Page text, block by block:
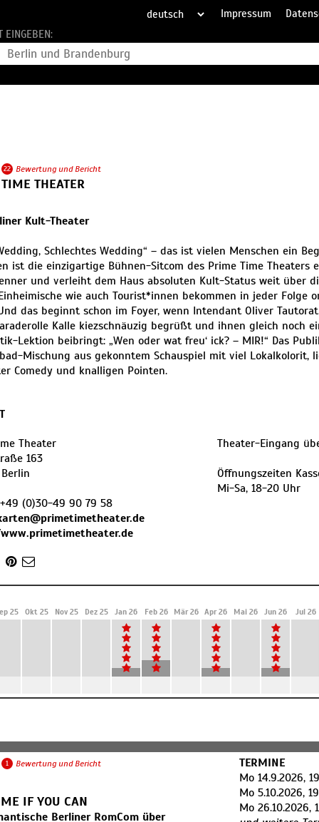
Impressum
EINGEBEN:
22 Bewertung und Bericht
THEATER
Kult-Theater
Schlechtes Wedding“ – das ist vielen Menschen ein
ist die einzigartige Bühnen-Sitcom des Prime Time Theaters
und verleiht dem Haus absoluten Kult-Status weit über
wie auch Tourist*innen bekommen in jeder Folge
das beginnt schon im Foyer, wenn Intendant Oliver
Kalle kiezschnäuzig begrüßt und ihnen gleich noch
Lektion beibringt: „Wen oder wat freu‘ ick? – MIR!“ Das
Mischung aus gekonntem Schauspiel mit viel Lokalkolorit,
Comedy und knalligen Pointen.
Theater
163
Berlin
+49 (0)30-49 90 79 58
Theater-Eingang
Öffnungszeiten
​Mi-Sa, 18-20 Uhr
25 Okt 25 Nov 25 Dez 25 Jan 26 Feb 26 Mär 26 Apr 26 Mai 26 Jun 26 Jul 26
1 Bewertung und Bericht
IF YOU CAN
Berliner RomCom über
TERMINE
Mo 14.9.2026,
Mo 5.10.2026,
Mo 26.10.2026,